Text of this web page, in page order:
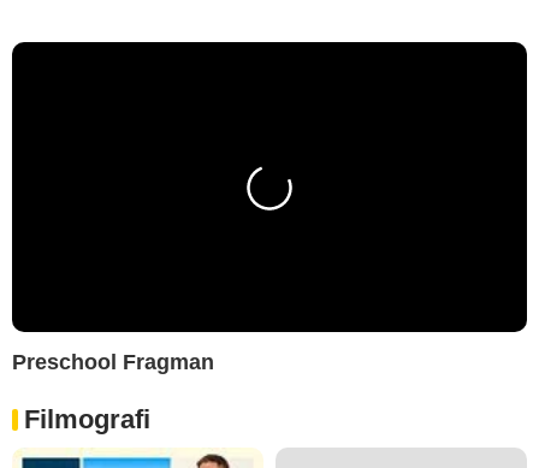
Preschool Fragman
Filmografi